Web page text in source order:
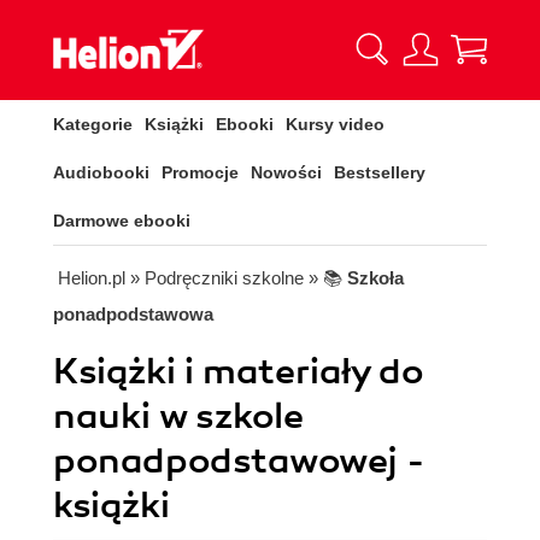
Kategorie Książki Ebooki Kursy video
Audiobooki Promocje Nowości Bestsellery
Darmowe ebooki
Helion.pl » Podręczniki szkolne » 📚 Szkoła
ponadpodstawowa
Książki i materiały do
nauki w szkole
ponadpodstawowej -
książki